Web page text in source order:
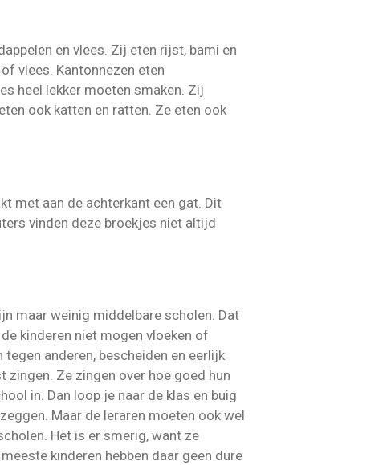
en vlees. Zij eten rijst, bami en
vlees. Kantonnezen eten
heel lekker moeten smaken. Zij
ook katten en ratten. Ze eten ook
met aan de achterkant een gat. Dit
vinden deze broekjes niet altijd
maar weinig middelbare scholen. Dat
kinderen niet mogen vloeken of
anderen, bescheiden en eerlijk
zingen. Ze zingen over hoe goed hun
in. Dan loop je naar de klas en buig
Maar de leraren moeten ook wel
Het is er smerig, want ze
kinderen hebben daar geen dure